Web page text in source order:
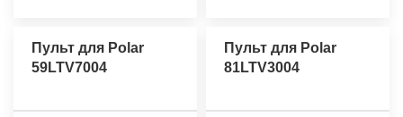
Пульт для Polar
59LTV7004
Пульт для Polar
81LTV3004